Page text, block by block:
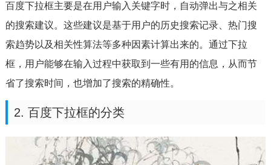
百度下拉框主要是在用户输入关键字时，自动弹出与之相关
的搜索建议。这些建议是基于用户的历史搜索记录、热门搜
索趋势以及相关性算法等多种因素计算出来的。通过下拉
框，用户能够在输入过程中获取到一些有用的信息，从而节
省了搜索时间，也增加了搜索的精确性。
2. 百度下拉框的分类